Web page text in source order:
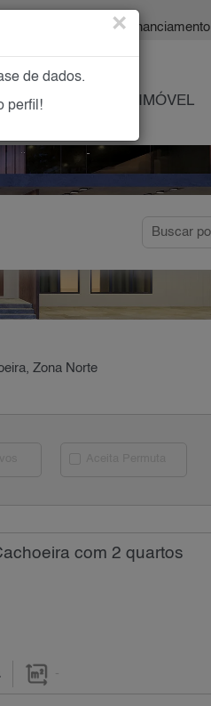
| Financiamento
OFEREÇA SEU IMÓVEL
Zona Norte
com 2 quartos
-
×
de dados.
perfil!